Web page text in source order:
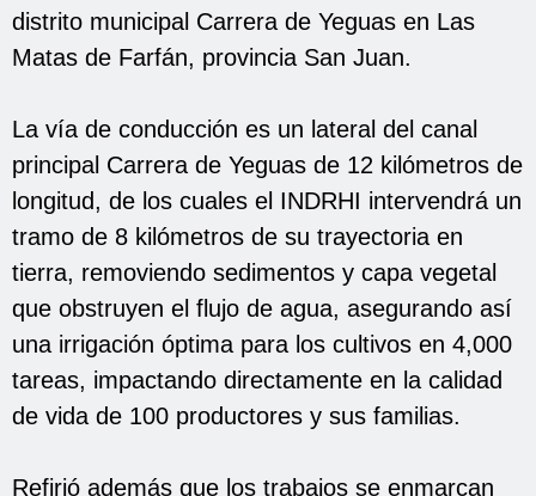
distrito municipal Carrera de Yeguas en Las
Matas de Farfán, provincia San Juan.
La vía de conducción es un lateral del canal
principal Carrera de Yeguas de 12 kilómetros de
longitud, de los cuales el INDRHI intervendrá un
tramo de 8 kilómetros de su trayectoria en
tierra, removiendo sedimentos y capa vegetal
que obstruyen el flujo de agua, asegurando así
una irrigación óptima para los cultivos en 4,000
tareas, impactando directamente en la calidad
de vida de 100 productores y sus familias.
Refirió además que los trabajos se enmarcan